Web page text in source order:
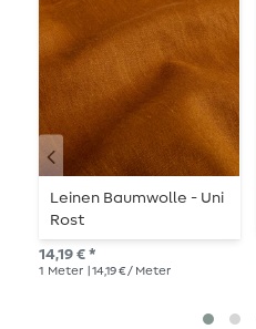
Leinen Baumwolle - Uni
Rost
14,19 € *
1 Meter | 14,19 € / Meter